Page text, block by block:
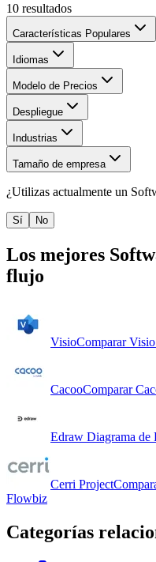
10 resultados
Características Populares
Idiomas
Modelo de Precios
Despliegue
Industrias
Tamaño de empresa
¿Utilizas actualmente un
Sí No
Los mejores
flujo
VisioComparar Visio
CacooComparar
Edraw Diagrama de
Cerri Project
Flowbiz
Categorías